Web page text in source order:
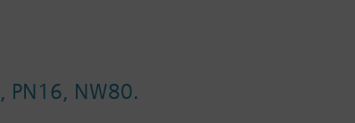
PN16, NW80.